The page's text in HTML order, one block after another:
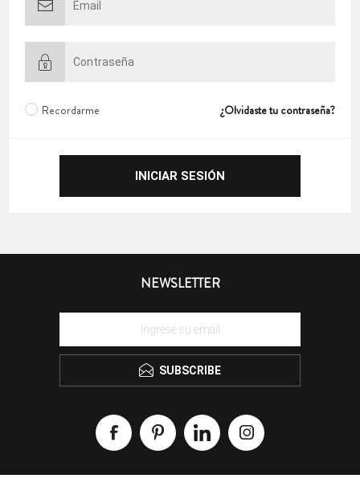
Recordarme ¿Olvidaste tu contraseña?
NEWSLETTER
SUBSCRIBE